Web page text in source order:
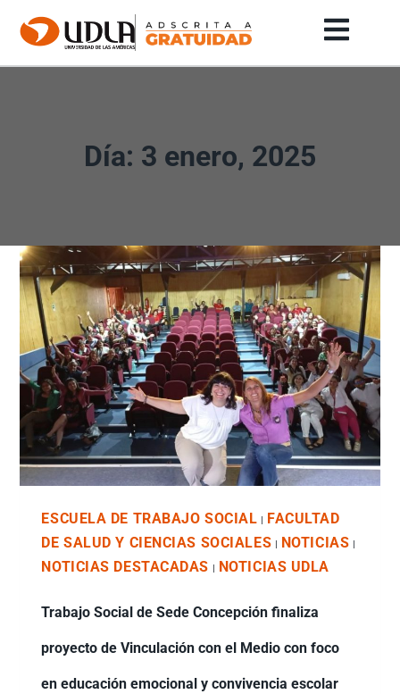
Día: 3 enero, 2025
ESCUELA DE TRABAJO SOCIAL
FACULTAD
DE SALUD Y CIENCIAS SOCIALES
NOTICIAS
NOTICIAS DESTACADAS NOTICIAS UDLA
Trabajo Social de Sede Concepción finaliza
proyecto de Vinculación con el Medio con foco
en educación emocional y convivencia escolar